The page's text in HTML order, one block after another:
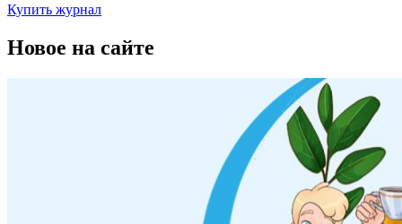
Купить журнал
Новое на сайте